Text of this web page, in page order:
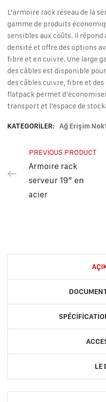
L’armoire rack réseau de la
gamme de produits
sensibles aux coûts. Il
densité et offre des options
fibre et en cuivre. Une large
des câbles est disponible
des câbles cuivre, fibre et
flatpack permet
transport et l’espace de
KATEGORILER: Ağ Erişim
PREVIOUS PRODUCT
Armoire rack
serveur 19″ en
acier
LE